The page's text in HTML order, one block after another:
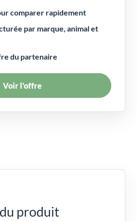
comparer rapidement
par marque, animal et
du partenaire
Voir l’offre
produit